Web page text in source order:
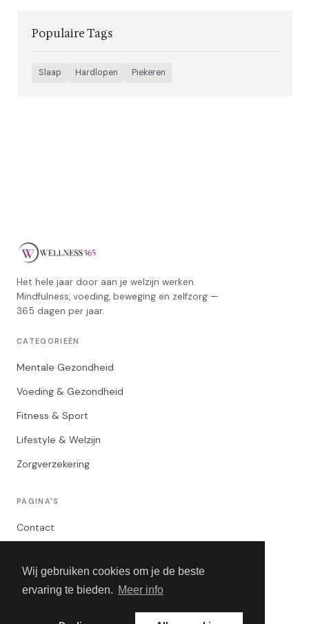
Wij gebruiken cookies om je de beste
ervaring te bieden. Meer info
Populaire Tags
Slaap Hardlopen Piekeren
Het hele jaar door aan je welzijn werken.
Mindfulness, voeding, beweging en zelfzorg —
365 dagen per jaar.
CATEGORIEËN
Mentale Gezondheid
Voeding & Gezondheid
Fitness & Sport
Lifestyle & Welzijn
Zorgverzekering
PAGINA'S
Contact
Algemene Voorwaarden
Adverteren